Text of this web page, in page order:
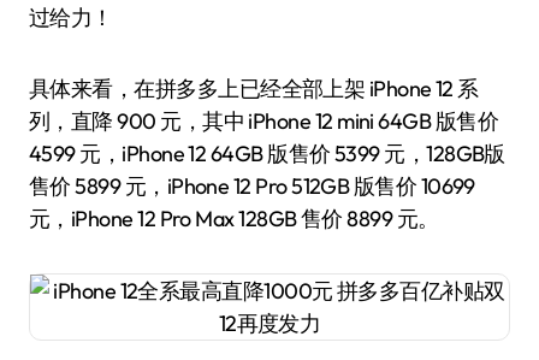
过给力！
具体来看，在拼多多上已经全部上架 iPhone 12 系
列，直降 900 元，其中 iPhone 12 mini 64GB 版售价
4599 元，iPhone 12 64GB 版售价 5399 元，128GB版
售价 5899 元，iPhone 12 Pro 512GB 版售价 10699
元，iPhone 12 Pro Max 128GB 售价 8899 元。